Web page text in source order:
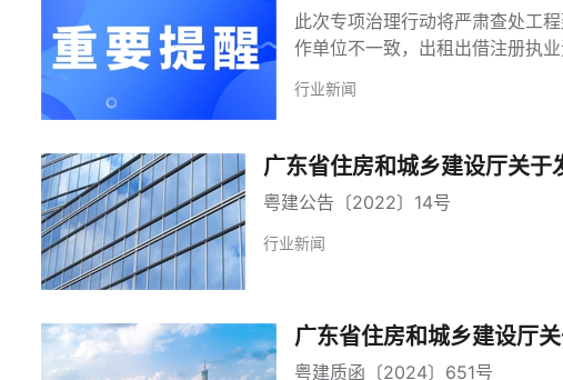
此次专项治理行动将严肃查处工
作单位不一致，出租出借注册执业
行业新闻
广东省住房和城乡建设厅关
粤建公告〔2022〕14号
行业新闻
广东省住房和城乡建设厅
粤建质函〔2024〕651号